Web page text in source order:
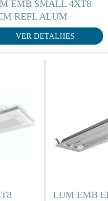
EMB SMALL 4XT8
REFL ALUM
VER DETALHES
LUM EMB